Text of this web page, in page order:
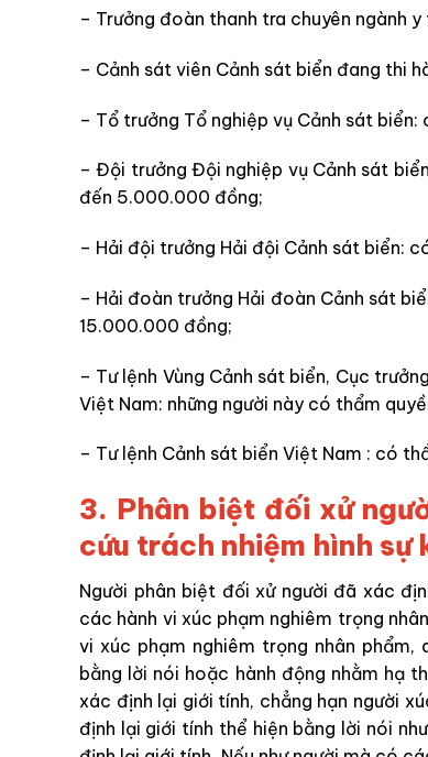
– Trưởng đoàn thanh tra chuyên ngành
– Cảnh sát viên Cảnh sát biển đang thi
– Tổ trưởng Tổ nghiệp vụ Cảnh sát
– Đội trưởng Đội nghiệp vụ Cảnh sát
đến 5.000.000 đồng;
– Hải đội trưởng Hải đội Cảnh sát biển:
– Hải đoàn trưởng Hải đoàn Cảnh sát
15.000.000 đồng;
– Tư lệnh Vùng Cảnh sát biển, Cục
Việt Nam: những người này có thẩm
– Tư lệnh Cảnh sát biển Việt Nam : có
3. Phân biệt đối xử
cứu trách nhiệm hình sự
Người phân biệt đối xử người đã xác
các hành vi xúc phạm nghiêm trọng
vi xúc phạm nghiêm trọng nhân
bằng lời nói hoặc hành động nhằm hạ
xác định lại giới tính, chẳng hạn người
định lại giới tính thể hiện bằng lời nói